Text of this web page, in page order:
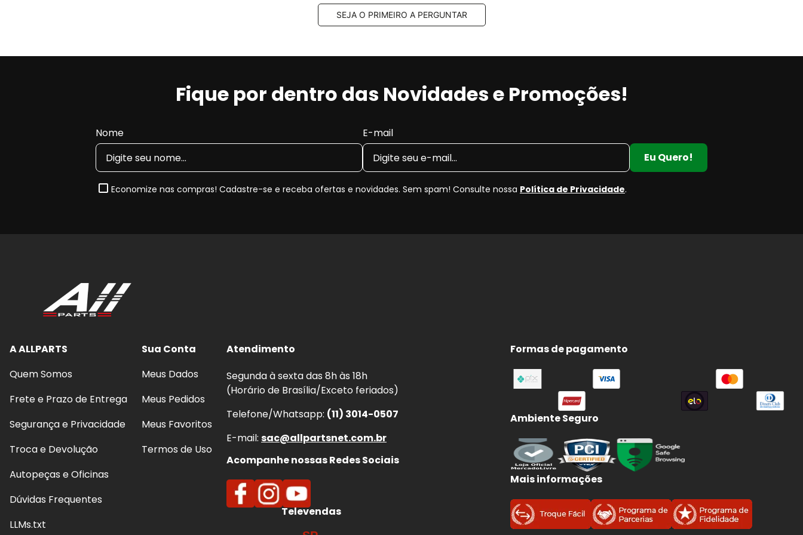
SEJA O PRIMEIRO A PERGUNTAR
Fique por dentro das Novidades e Promoções!
Nome
E-mail
Eu Quero!
Economize nas compras! Cadastre-se e receba ofertas e novidades. Sem spam! Consulte nossa Política de Privacidade.
A ALLPARTS
Quem Somos
Frete e Prazo de Entrega
Segurança e Privacidade
Troca e Devolução
Autopeças e Oficinas
Dúvidas Frequentes
LLMs.txt
Sua Conta
Meus Dados
Meus Pedidos
Meus Favoritos
Termos de Uso
Atendimento
Segunda à sexta das 8h às 18h
(Horário de Brasília/Exceto feriados)
Telefone/Whatsapp: (11) 3014-0507
E-mail: sac@allpartsnet.com.br
Acompanhe nossas Redes Sociais
Televendas
Formas de pagamento
Ambiente Seguro
Mais informações